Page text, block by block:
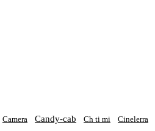
Camera Candy-cab Ch ti mi Cinelerra